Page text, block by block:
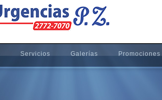
Servicios Galerías Promociones